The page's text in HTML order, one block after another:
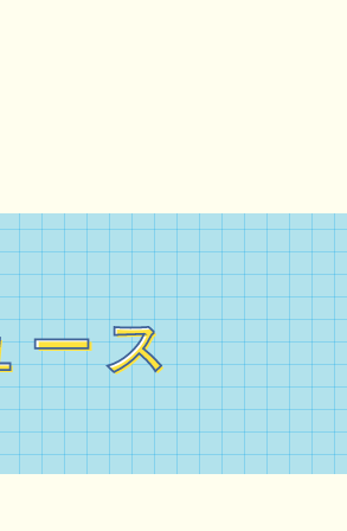
ース
ース